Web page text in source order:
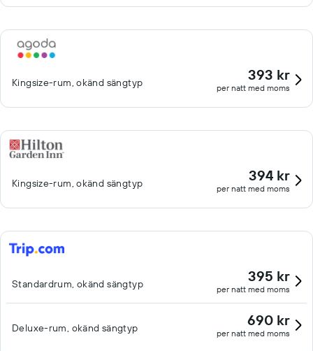
Kingsize-rum, okänd sängtyp 393 kr
per natt med moms
Kingsize-rum, okänd sängtyp 394 kr
per natt med moms
Standardrum, okänd sängtyp 395 kr
per natt med moms
Deluxe-rum, okänd sängtyp 690 kr
per natt med moms